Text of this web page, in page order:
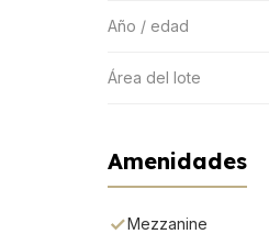
Año / edad
Área del lote
Amenidades
Mezzanine